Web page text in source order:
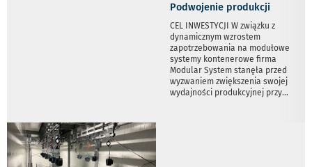
Podwojenie produkcji
CEL INWESTYCJI W związku z
dynamicznym wzrostem
zapotrzebowania na modułowe
systemy kontenerowe firma
Modular System stanęła przed
wyzwaniem zwiększenia swojej
wydajności produkcyjnej przy...